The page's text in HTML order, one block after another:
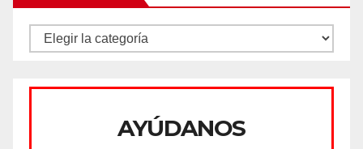
CATEGORÍAS
AYÚDANOS